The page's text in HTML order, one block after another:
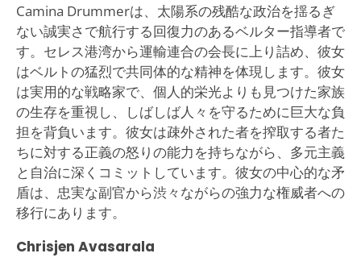
Camina Drummerは、太陽系の残酷な政治を揺るぎ
ない誠実さで航行する回復力のあるベルター指導者で
す。セレス港湾から運輸連合の会長に上り詰め、彼女
はベルトの猛烈で共同体的な精神を体現します。彼女
は実用的な戦略家で、個人的栄光よりも見つけた家族
の生存を重視し、しばしば人々を守るために巨大な負
担を背負います。彼女は疎外された者を搾取する者た
ちに対する正義の怒りの能力を持ちながら、多元主義
と自治に深くコミットしています。彼女の中心的な矛
盾は、忠実な副官から渋々ながらの強力な権威者への
移行にあります。
Chrisjen Avasarala